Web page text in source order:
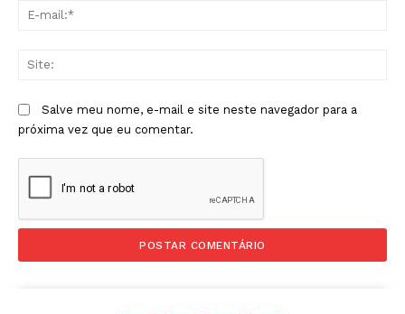
Salve meu nome, e-mail e site neste navegador para a
próxima vez que eu comentar.